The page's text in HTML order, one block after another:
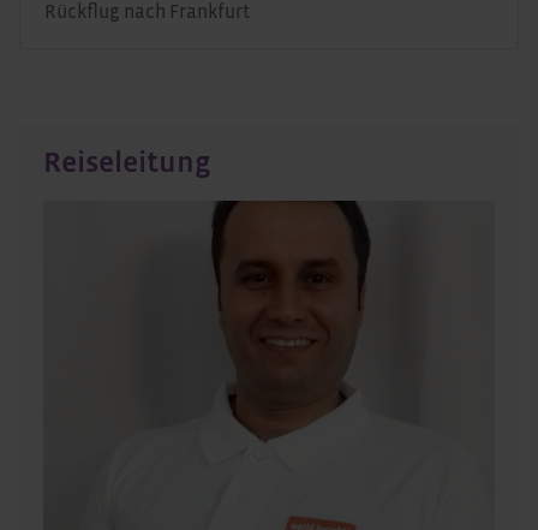
Rückflug nach Frankfurt
Reiseleitung